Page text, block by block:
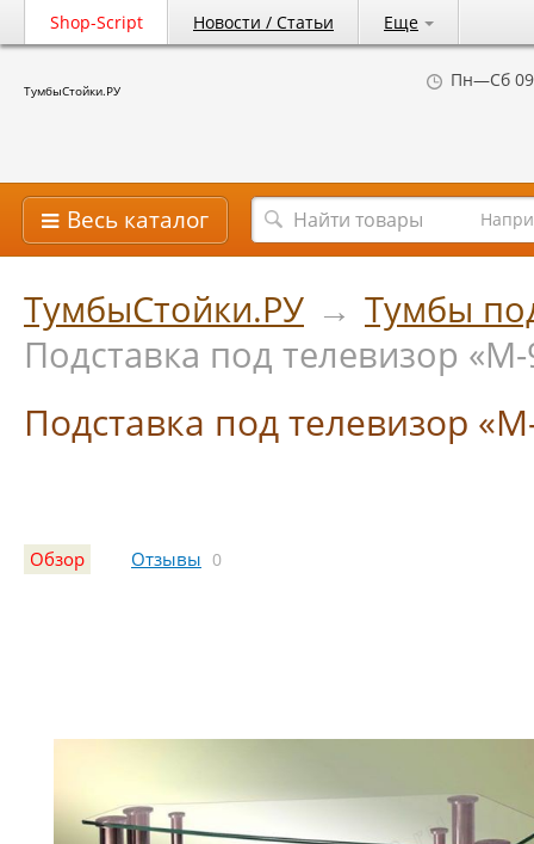
Shop-Script Новости / Статьи Еще
ТумбыСтойки.РУ Пн—Сб
Весь каталог
ТумбыСтойки.РУ → Тумбы
Подставка под телевизор
Подставка под телевизор
Обзор Отзывы 0